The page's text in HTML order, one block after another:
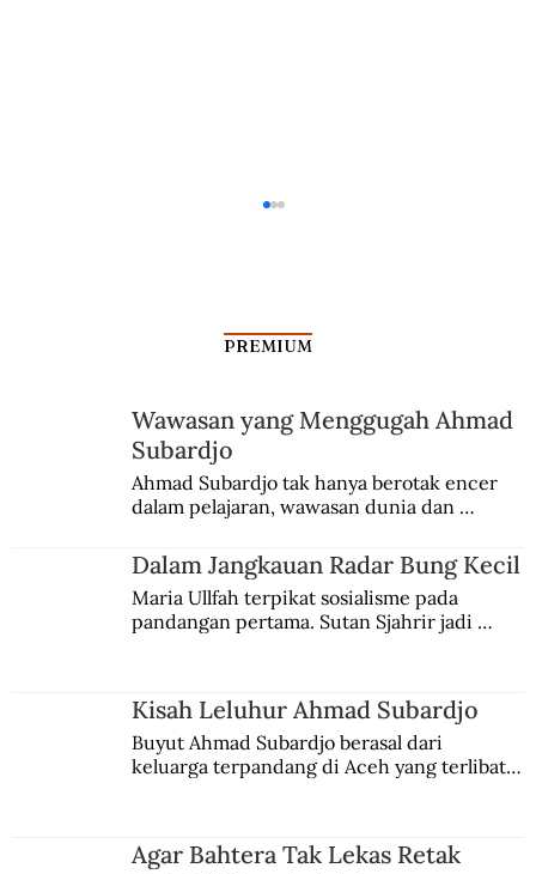
CIA Gagalkan KAA II di Aljazair
PREMIUM
Wawasan yang Menggugah Ahmad
Subardjo
Ahmad Subardjo tak hanya berotak encer
dalam pelajaran, wawasan dunia dan
Jules Verne, Multatuli, hingga Sun Yat-sen.
Dalam Jangkauan Radar Bung Kecil
Maria Ullfah terpikat sosialisme pada
pandangan pertama. Sutan Sjahrir jadi
Kisah Leluhur Ahmad Subardjo
Buyut Ahmad Subardjo berasal dari
keluarga terpandang di Aceh yang terlibat
Agar Bahtera Tak Lekas Retak